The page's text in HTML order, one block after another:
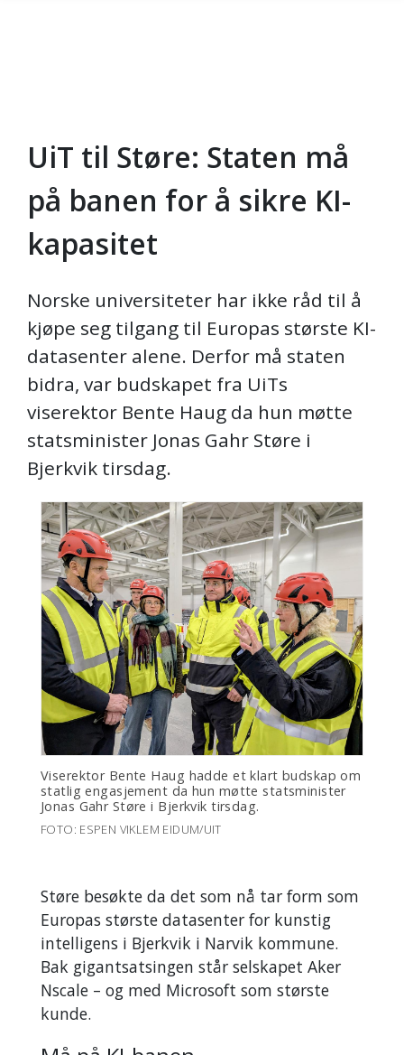
Gå til hovedinnhold
UiT til Støre: Staten må
på banen for å sikre KI-
kapasitet
Norske universiteter har ikke råd til å
kjøpe seg tilgang til Europas største KI-
datasenter alene. Derfor må staten
bidra, var budskapet fra UiTs
viserektor Bente Haug da hun møtte
statsminister Jonas Gahr Støre i
Bjerkvik tirsdag.
Viserektor Bente Haug hadde et klart budskap om
statlig engasjement da hun møtte statsminister
Jonas Gahr Støre i Bjerkvik tirsdag.
FOTO: ESPEN VIKLEM EIDUM/UIT
Støre besøkte da det som nå tar form som
Europas største datasenter for kunstig
intelligens i Bjerkvik i Narvik kommune.
Bak gigantsatsingen står selskapet Aker
Nscale – og med Microsoft som største
kunde.